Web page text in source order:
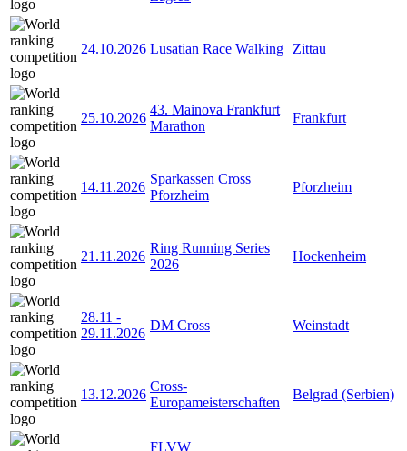
24.10.2026 Lusatian Race Walking Zittau
25.10.2026
43. Mainova Frankfurt
Marathon
Frankfurt
14.11.2026
Sparkassen Cross
Pforzheim
Pforzheim
21.11.2026
Ring Running Series
2026
Hockenheim
28.11 -
29.11.2026
DM Cross Weinstadt
13.12.2026
Cross-
Europameisterschaften
Belgrad (Serbien)
FLVW